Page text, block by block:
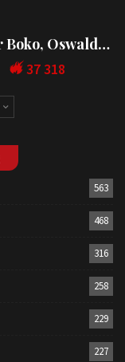
Boko, Oswald…
37 318
563
468
316
258
229
227